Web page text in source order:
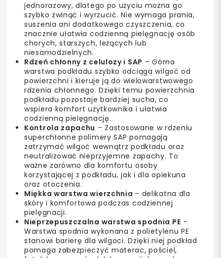
jednorazowy, dlatego po użyciu można go
szybko zwinąć i wyrzucić. Nie wymaga prania,
suszenia ani dodatkowego czyszczenia, co
znacznie ułatwia codzienną pielęgnację osób
chorych, starszych, leżących lub
niesamodzielnych.
Rdzeń chłonny z celulozy i SAP – Górna
warstwa podkładu szybko odciąga wilgoć od
powierzchni i kieruje ją do wielowarstwowego
rdzenia chłonnego. Dzięki temu powierzchnia
podkładu pozostaje bardziej sucha, co
wspiera komfort użytkownika i ułatwia
codzienną pielęgnację.
Kontrola zapachu – Zastosowane w rdzeniu
superchłonne polimery SAP pomagają
zatrzymać wilgoć wewnątrz podkładu oraz
neutralizować nieprzyjemne zapachy. To
ważne zarówno dla komfortu osoby
korzystającej z podkładu, jak i dla opiekuna
oraz otoczenia.
Miękka warstwa wierzchnia – delikatna dla
skóry i komfortowa podczas codziennej
pielęgnacji.
Nieprzepuszczalna warstwa spodnia PE –
Warstwa spodnia wykonana z polietylenu PE
stanowi barierę dla wilgoci. Dzięki niej podkład
pomaga zabezpieczyć materac, pościel,